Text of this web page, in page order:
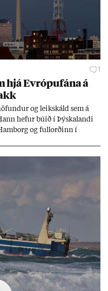
1
hjá Evr­ópuf­ána á
og leik­skáld sem á
hef­ur bú­ið í Þýskalandi
og full­orð­inn í